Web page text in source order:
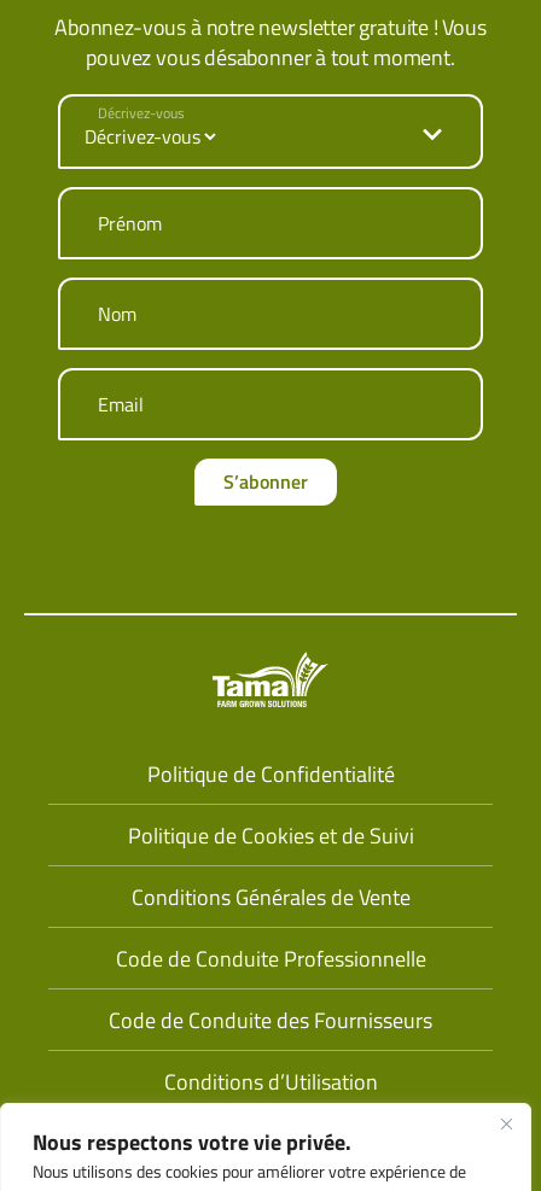
Nous respectons votre vie privée.
Nous utilisons des cookies pour améliorer votre expérience de
Abonnez-vous à notre newsletter gratuite ! Vous
pouvez vous désabonner à tout moment.
Décrivez-vous
Prénom
Nom
Email
S’abonner
Politique de Confidentialité
Politique de Cookies et de Suivi
Conditions Générales de Vente
Code de Conduite Professionnelle
Code de Conduite des Fournisseurs
Conditions d’Utilisation